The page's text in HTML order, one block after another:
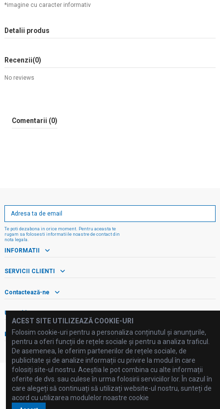
*imagine cu caracter informativ
Detalii produs
Recenzii(0)
No reviews
Comentarii (0)
Te poti dezabona in orice moment. Pentru aceasta te
rugam sa folosesti informatiile noastre de contact din
nota legala.
INFORMATII
SERVICII CLIENTI
Contactează-ne
Urmăriți-ne!
Buletin informativ
ACEST SITE UTILIZEAZĂ COOKIE-URI
Folosim cookie-uri pentru a personaliza conținutul și anunțurile,
pentru a oferi funcții de rețele sociale și pentru a analiza traficul.
De asemenea, le oferim partenerilor de rețele sociale, de
publicitate și de analize informații cu privire la modul în care
folosiți site-ul nostru. Aceștia le pot combina cu alte informații
oferite de dvs. sau culese în urma folosirii serviciilor lor. În cazul în
care alegeți să continuați să utilizați website-ul nostru, sunteți de
acord cu utilizarea modulelor noastre cookie